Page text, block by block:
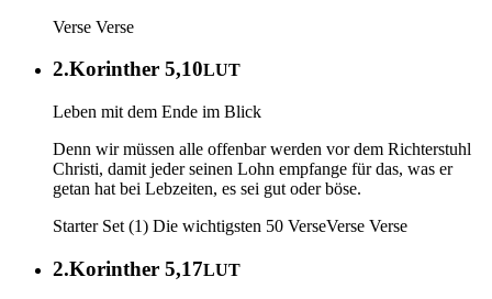
Verse Verse
2.Korinther 5,10LUT
Leben mit dem Ende im Blick
Denn wir müssen alle offenbar werden vor dem Richterstuhl
Christi, damit jeder seinen Lohn empfange für das, was er
getan hat bei Lebzeiten, es sei gut oder böse.
Starter Set (1) Die wichtigsten 50 VerseVerse Verse
2.Korinther 5,17LUT